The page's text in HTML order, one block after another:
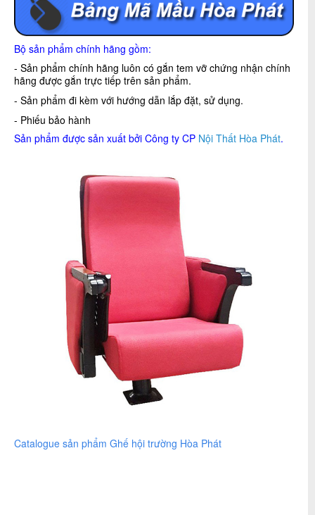
Bộ sản phẩm chính hãng gồm:
- Sản phẩm chính hãng luôn có gắn tem vỡ chứng nhận chính
hãng được gắn trực tiếp trên sản phẩm.
- Sản phẩm đi kèm với hướng dẫn lắp đặt, sử dụng.
- Phiếu bảo hành
Sản phẩm được sản xuất bởi Công ty CP Nội Thất Hòa Phát.
Catalogue sản phẩm Ghế hội trường Hòa Phát